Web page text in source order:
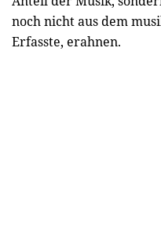
noch nicht aus dem
Erfasste, erahnen.